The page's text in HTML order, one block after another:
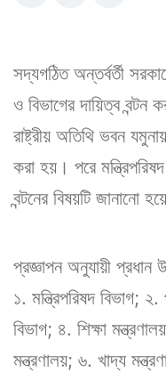
সদ্যগঠিত অন্তর্বর্তী
ও বিভাগের দায়িত্ব
রাষ্ট্রীয় অতিথি ভবন
করা হয়। পরে
বন্টনের বিষয়টি জানানো
প্রজ্ঞাপন অনুযায়ী প্রধান
১. মন্ত্রিপরিষদ বিভাগ; ২.
বিভাগ; ৪. শিক্ষা
মন্ত্রণালয়; ৬. খাদ্য